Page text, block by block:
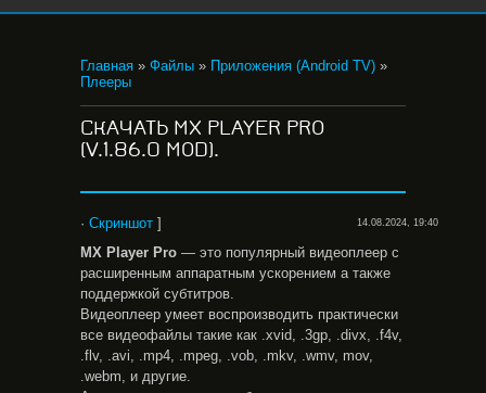
Главная » Файлы » Приложения (Android TV) »
Плееры
СКАЧАТЬ MX PLAYER PRO
(V.1.86.0 MOD).
· Скриншот ] 14.08.2024, 19:40
MX Player Pro — это популярный видеоплеер с
расширенным аппаратным ускорением а также
поддержкой субтитров.
Видеоплеер умеет воспроизводить практически
все видеофайлы такие как .xvid, .3gp, .divx, .f4v,
.flv, .avi, .mp4, .mpeg, .vob, .mkv, .wmv, mov,
.webm, и другие.